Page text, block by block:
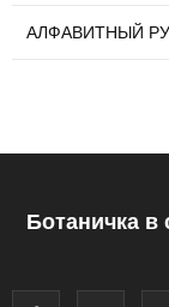
АЛФАВИТНЫЙ
Ботаничка в